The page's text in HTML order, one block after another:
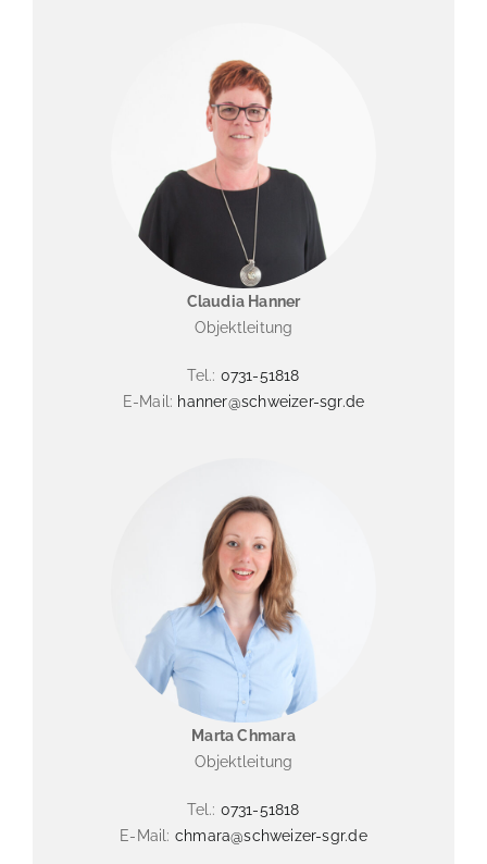
Claudia Hanner
Objektleitung
Tel.: 0731-51818
E-Mail: hanner@schweizer-sgr.de
Marta Chmara
Objektleitung
Tel.: 0731-51818
E-Mail: chmara@schweizer-sgr.de